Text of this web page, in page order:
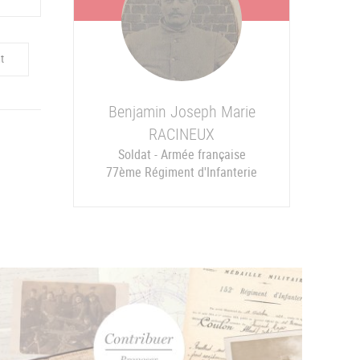
Benjamin Joseph Marie
RACINEUX
Soldat - Armée française
77ème Régiment d'Infanterie